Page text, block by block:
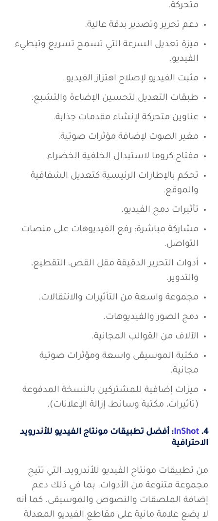
متحركة.
دعم تحرير وتصدير بدقة عالية.
ميزة تعديل السرعة التي تسمح تسريع وتبطيء
الفيديو.
مثبت الفيديو لإصلاح اهتزاز الفيديو.
طبقات التعديل لتحسين الإضاءة والتشبع.
عناوين متحركة لإنشاء مقدمات جذابة.
مغير الصوت لإضافة مؤثرات صوتية.
مفتاح كروما لاستبدال الخلفية الخضراء.
تحكم بالإطارات الرئيسية كتعديل الشفافية
والموقع.
تأثيرات دمج الفيديو.
مشاركة مباشرة: رفع الفيديوهات على منصات
التواصل.
أدوات التحرير الدقيقة مقل القص، التقطيع،
والتدوير.
مجموعة واسعة من التأثيرات والانتقالات.
دمج الصور والفيديوهات.
الآلاف من القوالب المجانية.
مكتبة الموسيقى واسعة ومؤثرات صوتية
مجانية.
ميزات إضافية للمشتركين بالنسخة المدفوعة
(تأثيرات، مكتبة وسائط، إزالة الإعلانات).
4.
InShot: أفضل تطبيقات مونتاج الفيديو للأندرويد
الاحترافية
من تطبيقات مونتاج الفيديو للأندرويد، التي تتيح
مجموعة متنوعة من الأدوات. بما في ذلك دعم
إضافة الملصقات والنصوص والموسيقى. كما أنه
لا يضع علامة مائية على مقاطع الفيديو المعدلة